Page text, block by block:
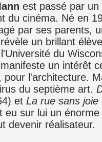
est passé par
du cinéma. Né en
par ses parents,
un brillant
du
un intérêt
pour l'architecture.
du septième art.
et La rue sans joie
eu sur lui un
devenir réalisateur.